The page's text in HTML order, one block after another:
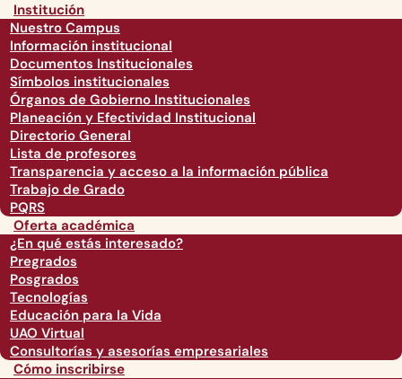
Institución
Nuestro Campus
Información institucional
Documentos Institucionales
Símbolos institucionales
Órganos de Gobierno Institucionales
Planeación y Efectividad Institucional
Directorio General
Lista de profesores
Transparencia y acceso a la información pública
Trabajo de Grado
PQRS
Oferta académica
¿En qué estás interesado?
Pregrados
Posgrados
Tecnologías
Educación para la Vida
UAO Virtual
Consultorías y asesorías empresariales
Cómo inscribirse